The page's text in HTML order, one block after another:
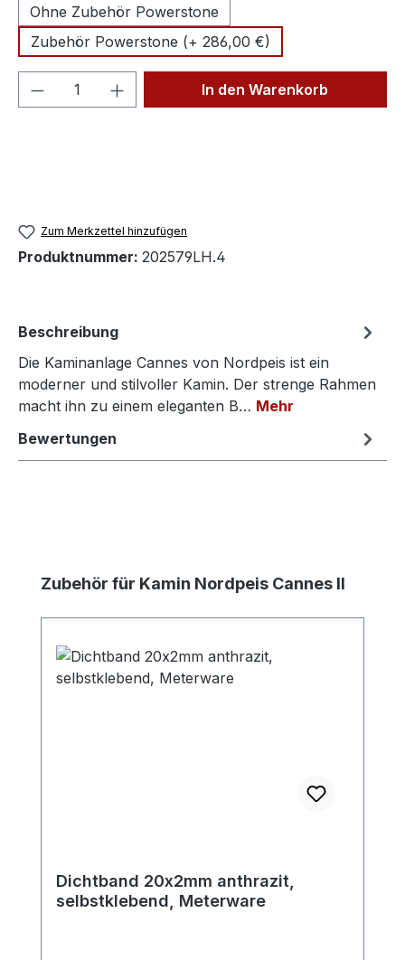
Ohne Zubehör Powerstone
Zubehör Powerstone (+ 286,00 €)
Produkt Anzahl: Gib denIn den Warenkorb
Zum Merkzettel hinzufügen
Produktnummer: 202579LH.4
Beschreibung
Die Kaminanlage Cannes von Nordpeis ist ein
moderner und stilvoller Kamin. Der strenge Rahmen
macht ihn zu einem eleganten B… Mehr
Bewertungen
Produktgalerie überspringen
Zubehör für Kamin Nordpeis Cannes II
Dichtband 20x2mm anthrazit,
selbstklebend, Meterware